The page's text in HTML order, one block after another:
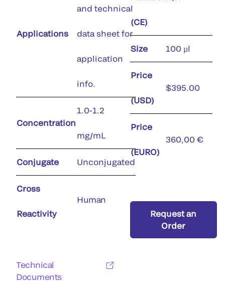
Applications
and technical
data sheet for
application
info.
Concentration
1.0-1.2
mg/mL
Conjugate Unconjugated
Cross
Reactivity
Human
Technical
Documents
(CE)
Size 100 µl
Price
(USD)
$395.00
Price
(EURO)
360,00 €
Request an
Order